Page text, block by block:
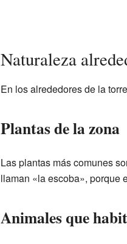
Naturaleza
En los alrededores de la
Plantas de la zona
Las plantas más comunes
llaman «la escoba», porque
Animales que